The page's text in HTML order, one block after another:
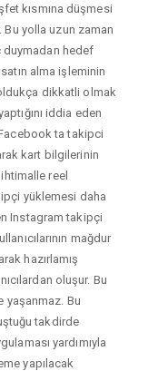
kısmına düşmesi
yolla uzun zaman
duymadan hedef
alma işleminin
dikkatli olmak
iddia eden
Facebook ta takipci
kart bilgilerinin
ihtimalle reel
yüklemesi daha
Instagram takipçi
mağdur
hazırlamış
oluşur. Bu
yaşanmaz. Bu
takdirde
yardımıyla
yapılacak